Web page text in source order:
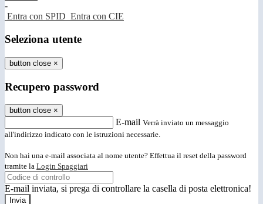
-
Entra con SPID Entra con CIE
Seleziona utente
button close ×
Recupero password
button close ×
E-mail Verrà inviato un messaggio
all'indirizzo indicato con le istruzioni necessarie.
Non hai una e-mail associata al nome utente? Effettua il reset della password
tramite la Login Spaggiari
E-mail inviata, si prega di controllare la casella di posta elettronica!